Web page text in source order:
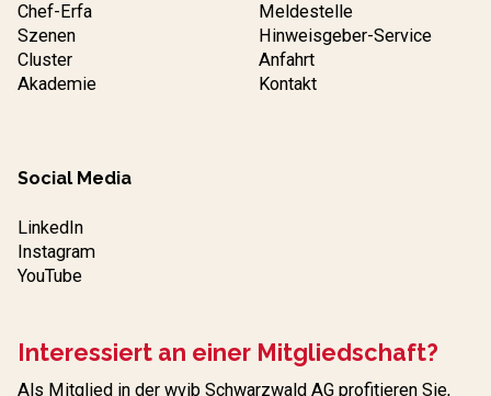
Chef-Erfa
Szenen
Cluster
Akademie
Meldestelle
Hinweisgeber-Service
Anfahrt
Kontakt
Social Media
LinkedIn
Instagram
YouTube
Interessiert an einer Mitgliedschaft?
Als Mitglied in der wvib Schwarzwald AG profitieren Sie,